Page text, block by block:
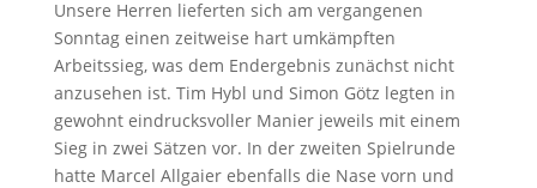
Unsere Herren lieferten sich am vergangenen
Sonntag einen zeitweise hart umkämpften
Arbeitssieg, was dem Endergebnis zunächst nicht
anzusehen ist. Tim Hybl und Simon Götz legten in
gewohnt eindrucksvoller Manier jeweils mit einem
Sieg in zwei Sätzen vor. In der zweiten Spielrunde
hatte Marcel Allgaier ebenfalls die Nase vorn und